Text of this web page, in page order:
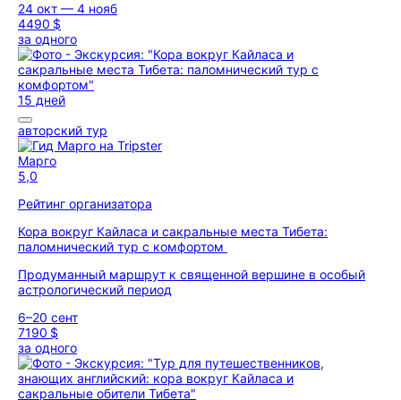
24 окт — 4 нояб
4490 $
за одного
15 дней
авторский тур
Марго
5,0
Рейтинг организатора
Кора вокруг Кайласа и сакральные места Тибета:
паломнический тур с комфортом
Продуманный маршрут к священной вершине в особый
астрологический период
6–20 сент
7190 $
за одного